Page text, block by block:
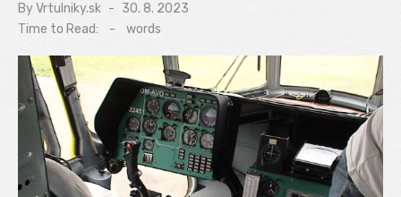
ByVrtulniky.sk
Posted
on
30. 8. 2023
Time to Read:
- words